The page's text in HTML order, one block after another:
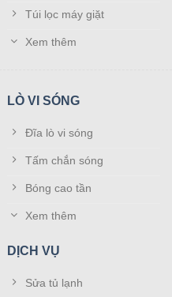
– 35″.
độ nghiêng màn hình trong
mái với mọi tư thế làm
Túi lọc máy giặt
Xem thêm
LÒ VI SÓNG
Đĩa lò vi sóng
Tấm chắn sóng
Bóng cao tần
Xem thêm
DỊCH VỤ
Sửa tủ lạnh